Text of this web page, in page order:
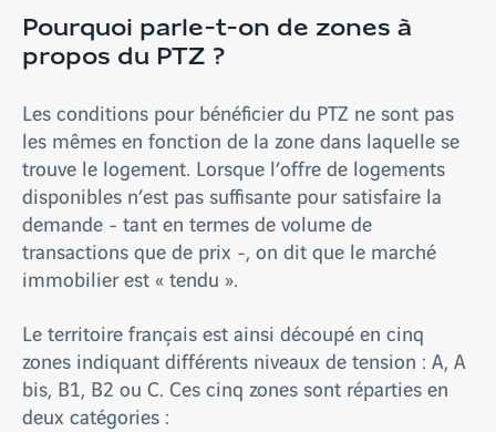
Pourquoi parle-t-on de zones à
propos du PTZ ?
Les conditions pour bénéficier du PTZ ne sont pas
les mêmes en fonction de la zone dans laquelle se
trouve le logement. Lorsque l’offre de logements
disponibles n’est pas suffisante pour satisfaire la
demande - tant en termes de volume de
transactions que de prix -, on dit que le marché
immobilier est « tendu ».
Le territoire français est ainsi découpé en cinq
zones indiquant différents niveaux de tension : A, A
bis, B1, B2 ou C. Ces cinq zones sont réparties en
deux catégories :